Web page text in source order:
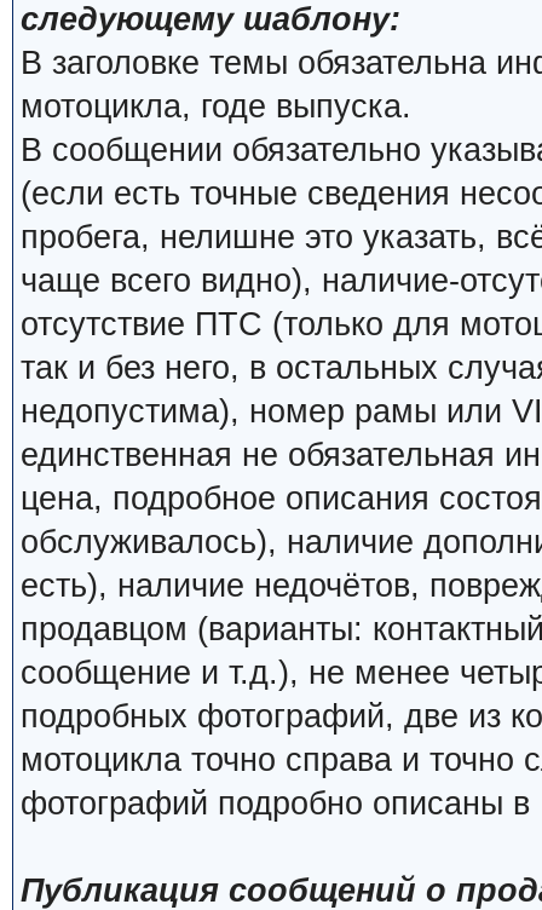
следующему шаблону:
В заголовке темы обязательна
мотоцикла, годе выпуска.
В сообщении обязательно
(если есть точные сведения
пробега, нелишне это указать,
чаще всего видно), наличие-
отсутствие ПТС (только для
так и без него, в остальных
недопустима), номер рамы или
единственная не обязательная
цена, подробное описания
обслуживалось), наличие
есть), наличие недочётов,
продавцом (варианты:
сообщение и т.д.), не менее
подробных фотографий, две из
мотоцикла точно справа и
фотографий подробно описаны
Публикация сообщений о